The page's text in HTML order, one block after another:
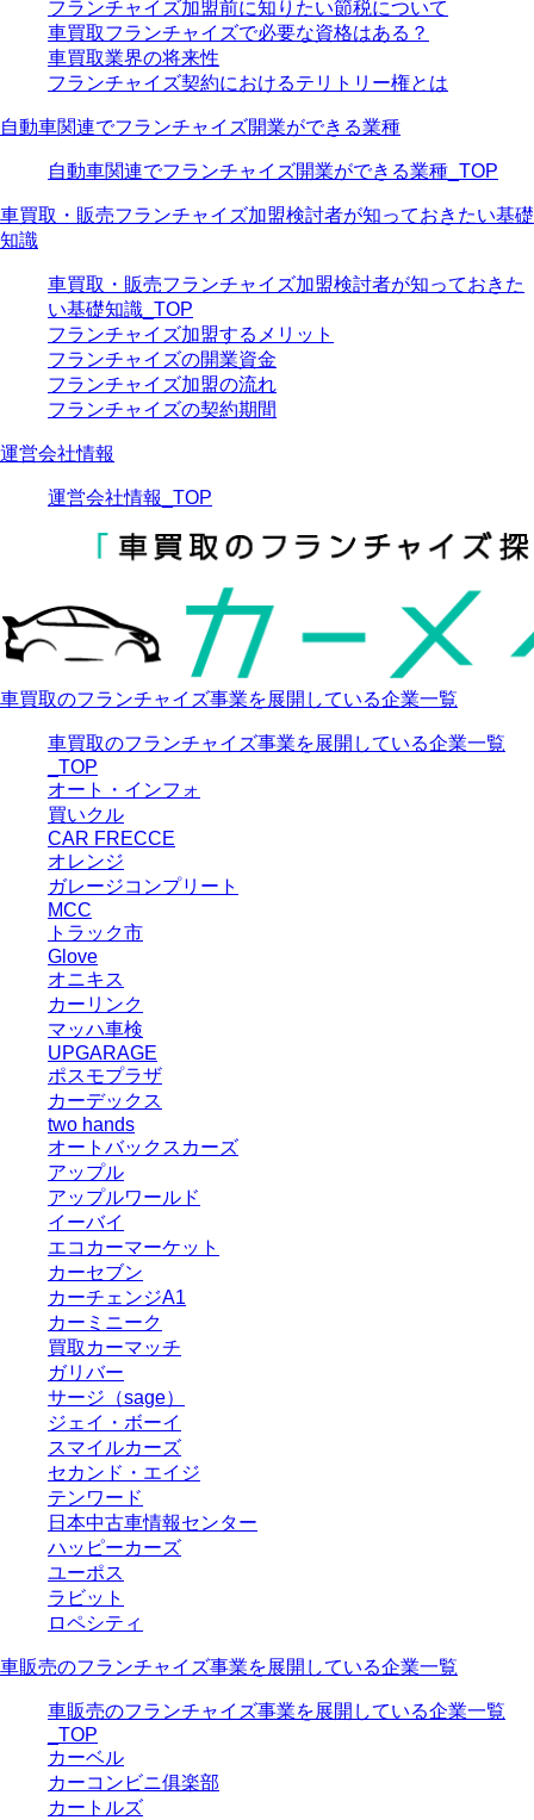
フランチャイズ加盟前に知りたい節税について
車買取フランチャイズで必要な資格はある？
車買取業界の将来性
フランチャイズ契約におけるテリトリー権とは
自動車関連でフランチャイズ開業ができる業種
自動車関連でフランチャイズ開業ができる業種_TOP
車買取・販売フランチャイズ加盟検討者が知っておきたい基礎
知識
車買取・販売フランチャイズ加盟検討者が知っておきた
い基礎知識_TOP
フランチャイズ加盟するメリット
フランチャイズの開業資金
フランチャイズ加盟の流れ
フランチャイズの契約期間
運営会社情報
運営会社情報_TOP
車買取のフランチャイズ事業を展開している企業一覧
車買取のフランチャイズ事業を展開している企業一覧
_TOP
オート・インフォ
買いクル
CAR FRECCE
オレンジ
ガレージコンプリート
MCC
トラック市
Glove
オニキス
カーリンク
マッハ車検
UPGARAGE
ポスモプラザ
カーデックス
two hands
オートバックスカーズ
アップル
アップルワールド
イーバイ
エコカーマーケット
カーセブン
カーチェンジA1
カーミニーク
買取カーマッチ
ガリバー
サージ（sage）
ジェイ・ボーイ
スマイルカーズ
セカンド・エイジ
テンワード
日本中古車情報センター
ハッピーカーズ
ユーポス
ラビット
ロペシティ
車販売のフランチャイズ事業を展開している企業一覧
車販売のフランチャイズ事業を展開している企業一覧
_TOP
カーベル
カーコンビニ俱楽部
カートルズ